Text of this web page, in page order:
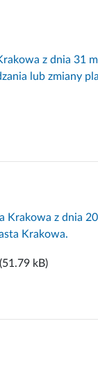
z dnia 31
lub zmiany
Krakowa z dnia
Krakowa.
(51.79 kB)